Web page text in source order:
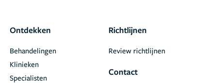
Ontdekken
Behandelingen
Klinieken
Specialisten
Richtlijnen
Review richtlijnen
Contact